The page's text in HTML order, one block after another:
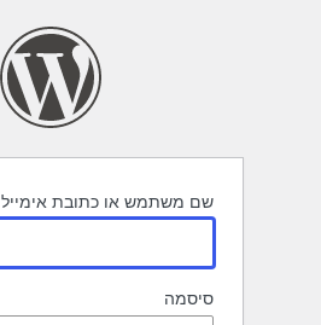
שם משתמש או כתובת אימייל
סיסמה